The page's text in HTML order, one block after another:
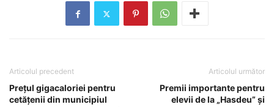
Articolul precedent
Prețul gigacaloriei pentru
cetățenii din municipiul
Articolul următor
Premii importante pentru
elevii de la „Hasdeu” și